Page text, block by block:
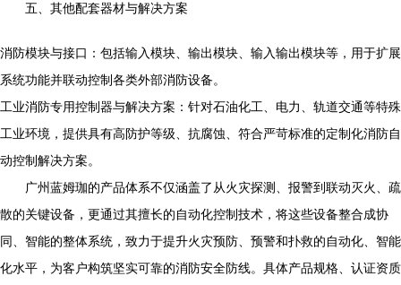
五、其他配套器材与解决方案
消防模块与接口：包括输入模块、输出模块、输入输出模块等，用于扩展
系统功能并联动控制各类外部消防设备。
工业消防专用控制器与解决方案：针对石油化工、电力、轨道交通等特殊
工业环境，提供具有高防护等级、抗腐蚀、符合严苛标准的定制化消防自
动控制解决方案。
广州蓝姆珈的产品体系不仅涵盖了从火灾探测、报警到联动灭火、疏
散的关键设备，更通过其擅长的自动化控制技术，将这些设备整合成协
同、智能的整体系统，致力于提升火灾预防、预警和扑救的自动化、智能
化水平，为客户构筑坚实可靠的消防安全防线。具体产品规格、认证资质